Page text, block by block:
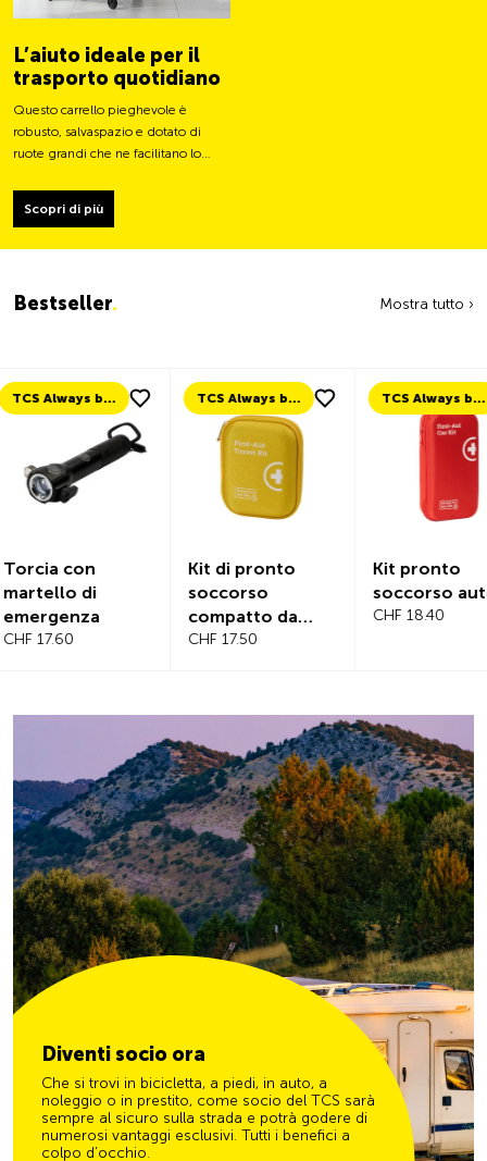
L’aiuto ideale per il
trasporto quotidiano
Questo carrello pieghevole è
robusto, salvaspazio e dotato di
ruote grandi che ne facilitano lo
Scopri di più
Bestseller. Mostra tutto ›
TCS Always by my side
Kit di pronto
soccorso
compatto da
viaggio
CHF 17.50
TCS Always by my side
Kit pronto
soccorso auto
CHF 18.40
Diventi socio ora
Che si trovi in bicicletta, a piedi, in auto, a
noleggio o in prestito, come socio del TCS sarà
sempre al sicuro sulla strada e potrà godere di
numerosi vantaggi esclusivi. Tutti i benefici a
colpo d’occhio.